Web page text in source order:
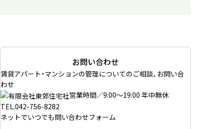
お問い合わせ
賃貸アパート・マンションの管理についてのご相談、お問い合
わせ
営業時間／9:00～19:00 年中無休
TEL.042-756-8282
ネットでいつでも問い合わせフォーム